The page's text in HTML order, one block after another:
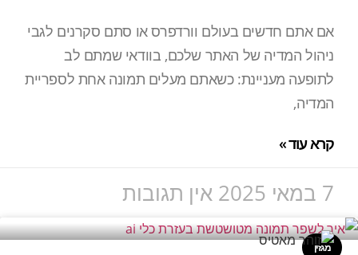
אם אתם חדשים בעולם וורדפרס או סתם סקרנים לגבי
ניהול המדיה של האתר שלכם, בוודאי שמתם לב
לתופעה מעניינת: כשאתם מעלים תמונה אחת לספריית
המדיה,
קרא עוד »
7 במאי 2025 אין תגובות
מגזין